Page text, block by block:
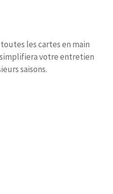
les cartes en main
votre entretien
saisons.